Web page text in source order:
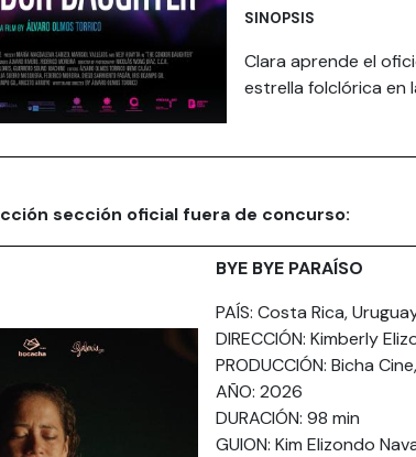
SINOPSIS
Clara aprende el
estrella folclórica en
sección oficial fuera de concurso:
BYE BYE PARAÍSO
PAÍS: Costa Rica,
DIRECCIÓN: Kimberly
PRODUCCIÓN: Bicha
AÑO: 2026
DURACIÓN: 98 min
GUION: Kim Elizondo